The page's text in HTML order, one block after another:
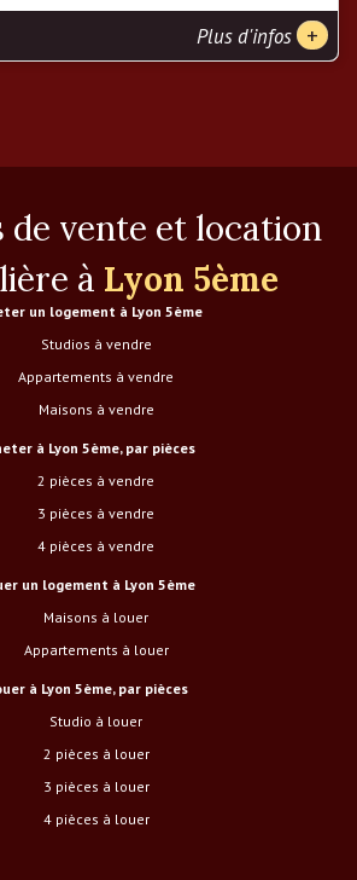
Plus d'infos +
de vente et location
à Lyon 5ème
un logement à Lyon 5ème
Studios à vendre
Appartements à vendre
Maisons à vendre
à Lyon 5ème, par pièces
2 pièces à vendre
3 pièces à vendre
4 pièces à vendre
un logement à Lyon 5ème
Maisons à louer
Appartements à louer
à Lyon 5ème, par pièces
studio à louer
2 pièces à louer
3 pièces à louer
4 pièces à louer